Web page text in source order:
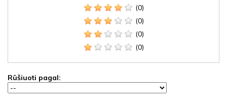
(0)
(0)
(0)
(0)
Rūšiuoti pagal: